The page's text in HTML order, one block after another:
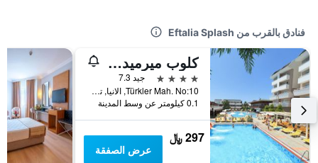
فنادق بالقرب من Eftalia Splash
كلوب ميرميد فيليدج
4 نجوم
جيد 7.3
Türkler Mah. No:10, الانيا, تركيا
0.1 كيلومتر عن وسط المدينة
297 ﷼
عرض الصفقة